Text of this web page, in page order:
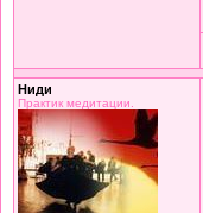
Ниди
Практик медитации.